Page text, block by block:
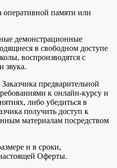
памяти или
демонстрационные
в свободном доступе
воспроизводятся с
звука.
предварительной
к онлайн-курсу и
либо убедиться в
получить доступ к
материалам посредством
и в сроки,
Оферты.